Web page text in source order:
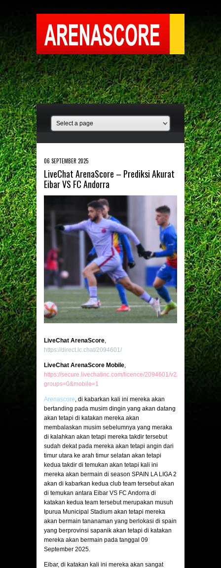
06 SEPTEMBER 2025
LiveChat ArenaScore – Prediksi Akurat
Eibar VS FC Andorra
LiveChat ArenaScore,
https://direct.lc.chat/2094601/
LiveChat ArenaScore Mobile,
https://secure.livechatinc.com/licence/2094601/v2/open_chat.cgi?
groups=0&mobile=1
Arenascore, di kabarkan kali ini mereka akan
bertanding pada musim dingin yang akan datang
akan tetapi di katakan mereka akan
membalaskan musim sebelumnya yang meraka
di kalahkan akan tetapi mereka takdir tersebut
sudah dekat pada mereka akan tetapi angin dari
timur utara ke arah timur selatan akan tetapi
kedua takdir di temukan akan tetapi kali ini
mereka akan bermain di season SPAIN LA LIGA 2
akan di kabarkan kedua club team tersebut akan
di temukan antara Eibar VS FC Andorra di
katakan kedua team tersebut merupakan musuh
Ipurua Municipal Stadium akan tetapi mereka
akan bermain tananaman yang berlokasi di spain
yang berprovinsi sapanik akan tetapi di katakan
mereka akan bermain pada tanggal 09
September 2025.
Eibar, di katakan kali ini mereka akan sangat